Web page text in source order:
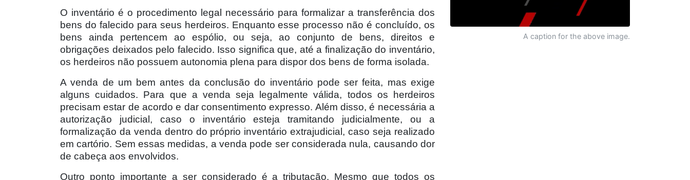
O inventário é o procedimento legal necessário para formalizar a transferência dos
bens do falecido para seus herdeiros. Enquanto esse processo não é concluído, os
bens ainda pertencem ao espólio, ou seja, ao conjunto de bens, direitos e
obrigações deixados pelo falecido. Isso significa que, até a finalização do inventário,
os herdeiros não possuem autonomia plena para dispor dos bens de forma isolada.
A venda de um bem antes da conclusão do inventário pode ser feita, mas exige
alguns cuidados. Para que a venda seja legalmente válida, todos os herdeiros
precisam estar de acordo e dar consentimento expresso. Além disso, é necessária a
autorização judicial, caso o inventário esteja tramitando judicialmente, ou a
formalização da venda dentro do próprio inventário extrajudicial, caso seja realizado
em cartório. Sem essas medidas, a venda pode ser considerada nula, causando dor
de cabeça aos envolvidos.
Outro ponto importante a ser considerado é a tributação. Mesmo que todos os
A caption for the above image.